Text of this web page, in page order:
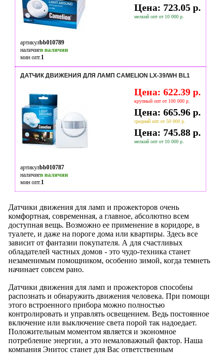
Цена: 723.05 р.
мелкий опт от 10 000 р.
артикулbb010789
наличиев наличии
мин опт.1
ДАТЧИК ДВИЖЕНИЯ ДЛЯ ЛАМП CAMELION LX-39/WH BL1
Цена: 622.39 р.
крупный опт от 100 000 р.
Цена: 665.96 р.
средний опт от 50 000 р.
Цена: 745.88 р.
мелкий опт от 10 000 р.
артикулbb010787
наличиев наличии
мин опт.1
Датчики движения для ламп и прожекторов очень
комфортная, современная, а главное, абсолютно всем
доступная вещь. Возможно ее применение в коридоре, в
туалете, и даже на пороге дома или квартиры. Здесь все
зависит от фантазии покупателя. А для счастливых
обладателей частных домов - это чудо-техника станет
незаменимым помощником, особенно зимой, когда темнеть
начинает совсем рано.
Датчики движения для ламп и прожекторов способны
распознать и обнаружить движения человека. При помощи
этого встроенного прибора можно полностью
контролировать и управлять освещением. Ведь постоянное
включение или выключение света порой так надоедает.
Положительным моментом является и экономное
потребление энергии, а это немаловажный фактор. Наша
компания Энитос станет для Вас ответственным